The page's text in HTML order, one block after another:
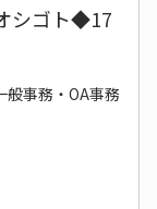
シゴト◆17
般事務・OA事務